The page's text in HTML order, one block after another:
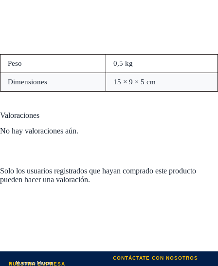
Peso 0,5 kg
Dimensiones 15 × 9 × 5 cm
Valoraciones
No hay valoraciones aún.
Solo los usuarios registrados que hayan comprado este producto
pueden hacer una valoración.
NUESTRA EMPRESA
Nuestras Marcas
CONTÁCTATE CON NOSOTROS